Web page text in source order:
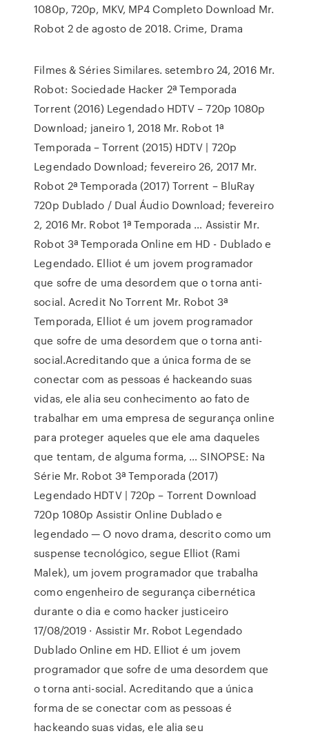
1080p, 720p, MKV, MP4 Completo Download Mr.
Robot 2 de agosto de 2018. Crime, Drama
Filmes & Séries Similares. setembro 24, 2016 Mr.
Robot: Sociedade Hacker 2ª Temporada
Torrent (2016) Legendado HDTV – 720p 1080p
Download; janeiro 1, 2018 Mr. Robot 1ª
Temporada – Torrent (2015) HDTV | 720p
Legendado Download; fevereiro 26, 2017 Mr.
Robot 2ª Temporada (2017) Torrent – BluRay
720p Dublado / Dual Áudio Download; fevereiro
2, 2016 Mr. Robot 1ª Temporada … Assistir Mr.
Robot 3ª Temporada Online em HD - Dublado e
Legendado. Elliot é um jovem programador
que sofre de uma desordem que o torna anti-
social. Acredit No Torrent Mr. Robot 3ª
Temporada, Elliot é um jovem programador
que sofre de uma desordem que o torna anti-
social.Acreditando que a única forma de se
conectar com as pessoas é hackeando suas
vidas, ele alia seu conhecimento ao fato de
trabalhar em uma empresa de segurança online
para proteger aqueles que ele ama daqueles
que tentam, de alguma forma, … SINOPSE: Na
Série Mr. Robot 3ª Temporada (2017)
Legendado HDTV | 720p – Torrent Download
720p 1080p Assistir Online Dublado e
legendado — O novo drama, descrito como um
suspense tecnológico, segue Elliot (Rami
Malek), um jovem programador que trabalha
como engenheiro de segurança cibernética
durante o dia e como hacker justiceiro
17/08/2019 · Assistir Mr. Robot Legendado
Dublado Online em HD. Elliot é um jovem
programador que sofre de uma desordem que
o torna anti-social. Acreditando que a única
forma de se conectar com as pessoas é
hackeando suas vidas, ele alia seu